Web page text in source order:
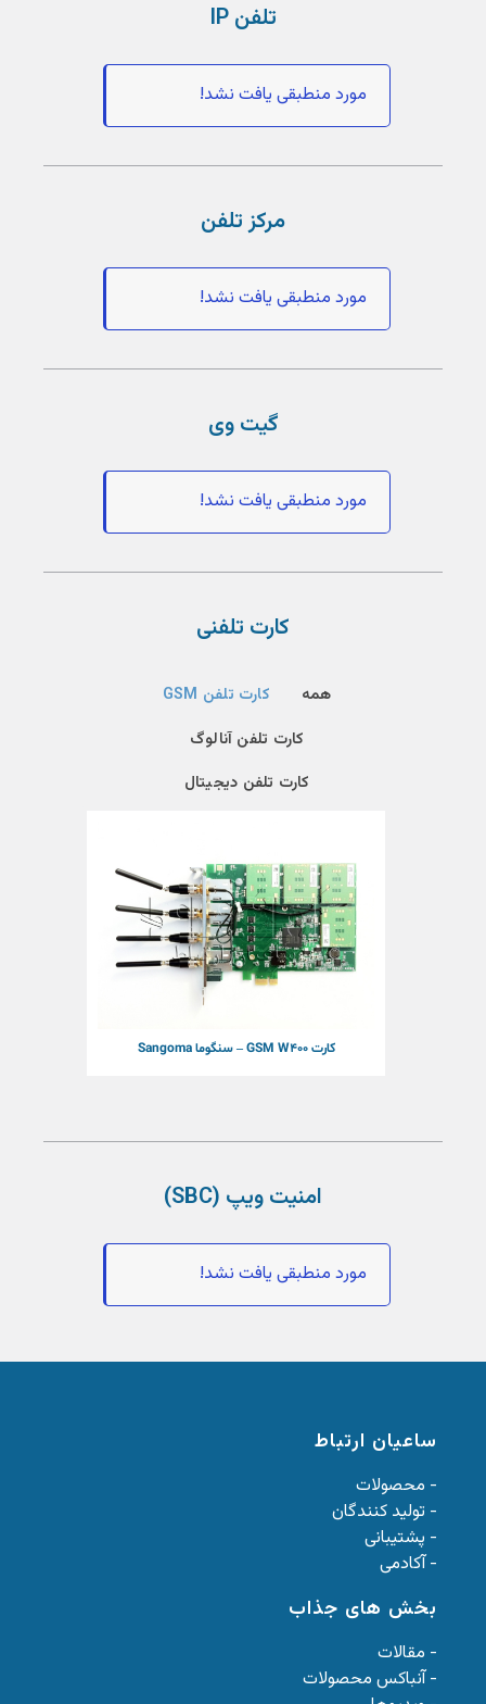
تلفن IP
مورد منطبقی یافت نشد!
مرکز تلفن
مورد منطبقی یافت نشد!
گیت وی
مورد منطبقی یافت نشد!
کارت تلفنی
همه
کارت تلفن GSM
کارت تلفن آنالوگ
کارت تلفن دیجیتال
کارت GSM W400 – سنگوما Sangoma
امنیت ویپ (SBC)
مورد منطبقی یافت نشد!
ساعیان ارتباط
- محصولات
- تولید کنندگان
- پشتیبانی
- آکادمی
بخش های جذاب
- مقالات
- آنباکس محصولات